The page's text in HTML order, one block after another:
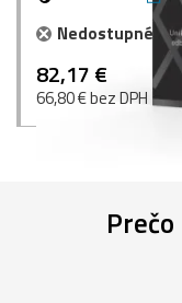
Nedostupné
82,17 €
66,80 € bez DPH
Prečo